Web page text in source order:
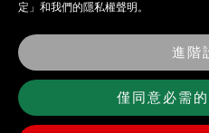
聯絡
定」和我們的隱私權聲明。
進階
僅同意必需